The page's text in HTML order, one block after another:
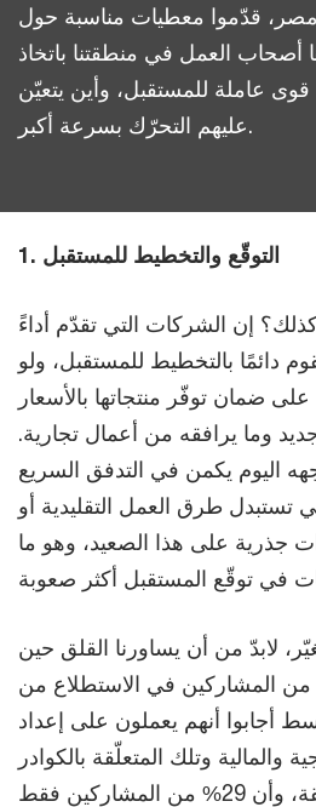
قدّموا معطيات مناسبة حول
أصحاب العمل في منطقتنا باتخاذ
قوى عاملة للمستقبل، وأين يتعيّن
عليهم التحرّك بسرعة أكبر.
1. التوقّع والتخطيط للمستقبل
كذلك؟ إن الشركات التي تقدّم أداءً
دائمًا بالتخطيط للمستقبل، ولو
ضمان توفّر منتجاتها بالأسعار
وما يرافقه من أعمال تجارية.
اليوم يكمن في التدفق السريع
تستبدل طرق العمل التقليدية أو
جذرية على هذا الصعيد، وهو ما
لابدّ من أن يساورنا القلق حين
فقط من المشاركين في الاستطلاع من
أجابوا أنهم يعملون على إعداد
والمالية وتلك المتعلّقة بالكوادر
البشرية بصورة منسقة، وأن 29% من المشاركين فقط